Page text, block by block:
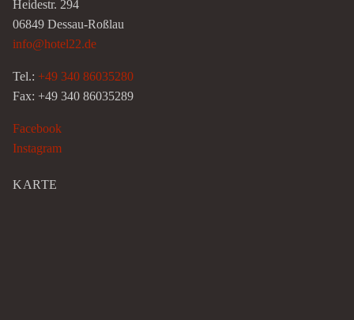
Heidestr. 294
06849 Dessau-Roßlau
info@hotel22.de
Tel.: +49 340 86035280
Fax: +49 340 86035289
Facebook
Instagram
KARTE